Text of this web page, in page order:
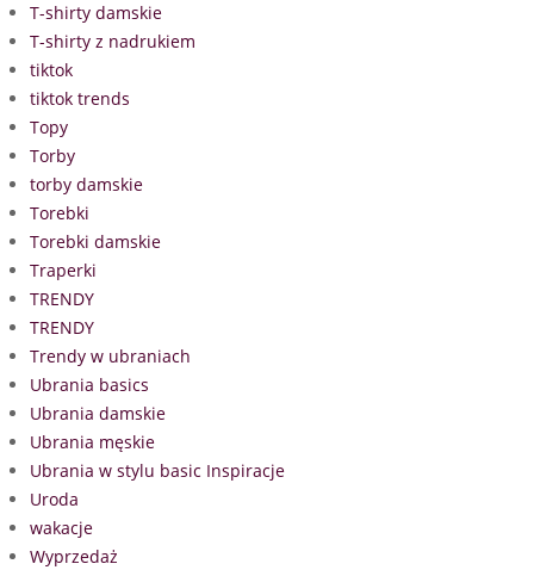
T-shirty damskie
T-shirty z nadrukiem
tiktok
tiktok trends
Topy
Torby
torby damskie
Torebki
Torebki damskie
Traperki
TRENDY
TRENDY
Trendy w ubraniach
Ubrania basics
Ubrania damskie
Ubrania męskie
Ubrania w stylu basic Inspiracje
Uroda
wakacje
Wyprzedaż